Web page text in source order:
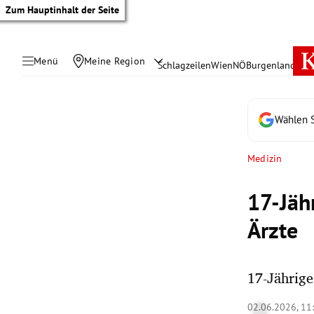
Zum Hauptinhalt der Seite
Menü Meine Region SchlagzeilenWienNÖBurgenland
Wählen
Medizin
17-
Ärzte
17-
02.06.2026,